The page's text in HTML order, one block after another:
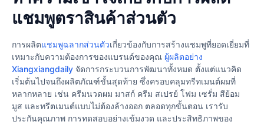
แชมพูตราสินค้าส่วนตัว
การผลิตแชมพูฉลากส่วนตัวเกี่ยวข้องกับการสร้างแชมพูที่ยอดเยี่ยมที่
เหมาะกับความต้องการของแบรนด์ของคุณ ผู้ผลิตอย่าง
Xiangxiangdaily จัดการกระบวนการพัฒนาทั้งหมด ตั้งแต่แนวคิด
เริ่มต้นไปจนถึงผลิตภัณฑ์ขั้นสุดท้าย ซึ่งครอบคลุมทรีทเมนต์ผมที่
หลากหลาย เช่น ครีมนวดผม มาสก์ ครีม สเปรย์ โฟม เซรั่ม สีย้อม
มูส และทรีตเมนต์แบบไม่ต้องล้างออก ตลอดทุกขั้นตอน เรารับ
ประกันคุณภาพ การทดสอบอย่างเข้มงวด และประสิทธิภาพของ